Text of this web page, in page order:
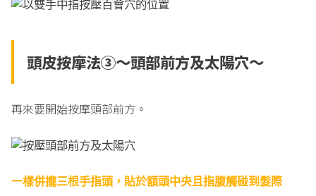
頭皮按摩法③～頭部前方及太陽穴～
再來要開始按摩頭部前方。
一樣併攏三根手指頭，貼於額頭中央且指腹觸碰到髮際